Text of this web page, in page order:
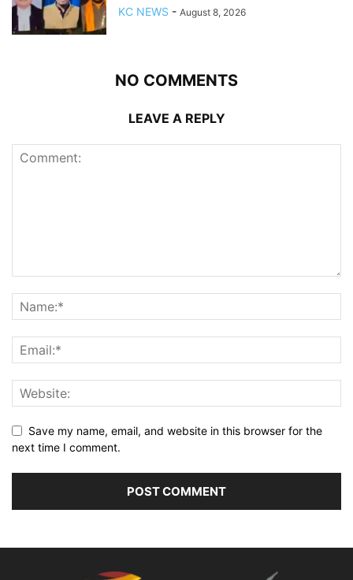
KC NEWS - August 8, 2026
NO COMMENTS
LEAVE A REPLY
Save my name, email, and website in this browser for the
next time I comment.